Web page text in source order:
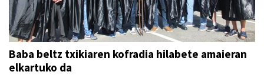
Baba beltz txikiaren kofradia hilabete amaieran
elkartuko da